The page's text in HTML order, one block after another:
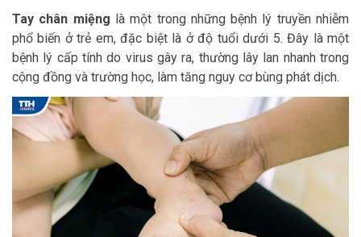
Tay chân miệng là một trong những bệnh lý truyền nhiễm
phổ biến ở trẻ em, đặc biệt là ở độ tuổi dưới 5. Đây là một
bệnh lý cấp tính do virus gây ra, thường lây lan nhanh trong
cộng đồng và trường học, làm tăng nguy cơ bùng phát dịch.